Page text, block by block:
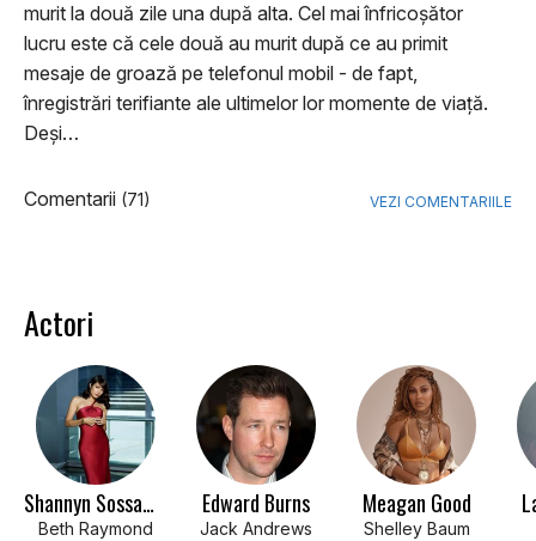
murit la două zile una după alta. Cel mai înfricoșător
lucru este că cele două au murit după ce au primit
mesaje de groază pe telefonul mobil - de fapt,
înregistrări terifiante ale ultimelor lor momente de viață.
Deși…
Comentarii (71) VEZI COMENTARIILE
Actori
Shannyn Sossamon
Beth Raymond
Edward Burns
Jack Andrews
Meagan Good
Shelley Baum